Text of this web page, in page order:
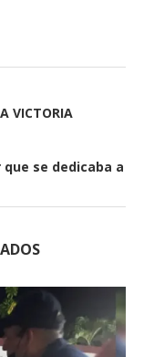
VICTORIA
se dedicaba a